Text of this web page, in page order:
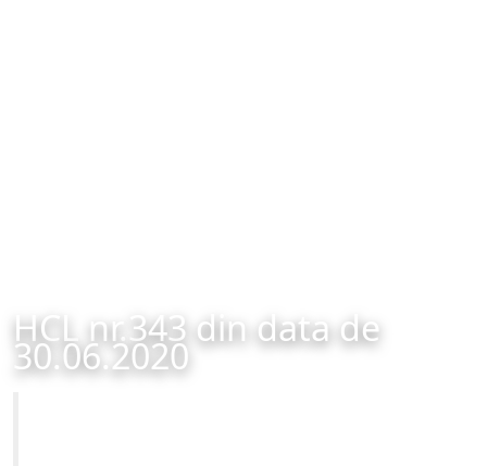
HCL nr.343 din data de
30.06.2020